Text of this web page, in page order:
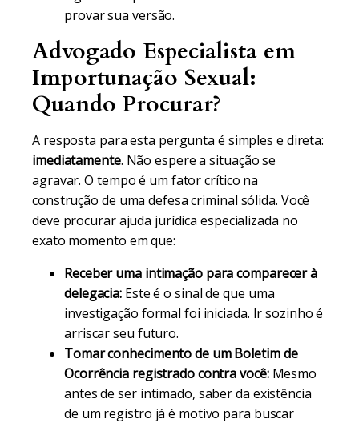
provar sua versão.
Advogado Especialista em
Importunação Sexual:
Quando Procurar?
A resposta para esta pergunta é simples e direta:
imediatamente. Não espere a situação se
agravar. O tempo é um fator crítico na
construção de uma defesa criminal sólida. Você
deve procurar ajuda jurídica especializada no
exato momento em que:
Receber uma intimação para comparecer à
delegacia: Este é o sinal de que uma
investigação formal foi iniciada. Ir sozinho é
arriscar seu futuro.
Tomar conhecimento de um Boletim de
Ocorrência registrado contra você:Mesmo
antes de ser intimado, saber da existência
de um registro já é motivo para buscar